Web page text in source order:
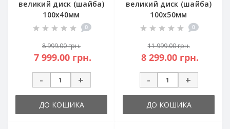
великий диск (шайба)
100х40мм
0
8 999.00 грн.
7 999.00 грн.
-
+
ДО КОШИКА
великий диск (шайба)
100х50мм
0
11 999.00 грн.
8 299.00 грн.
-
+
ДО КОШИКА